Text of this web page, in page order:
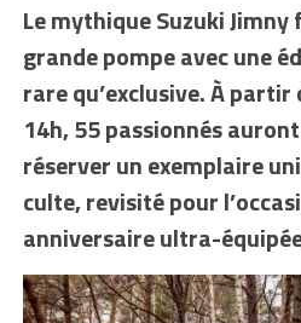
Le mythique Suzuki Jimny
grande pompe avec une
rare qu’exclusive. À
14h, 55 passionnés
réserver un exemplaire
culte, revisité pour
anniversaire ultra-